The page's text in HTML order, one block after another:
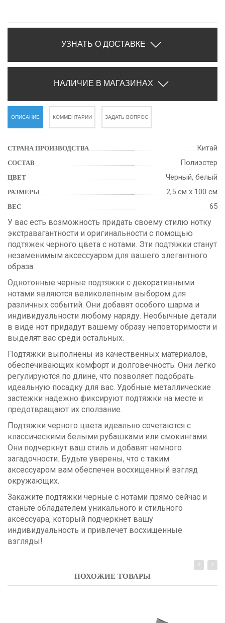
УЗНАТЬ О ДОСТАВКЕ
НАЛИЧИЕ В МАГАЗИНАХ
ОПИСАНИЕ КОММЕНТАРИИ ЗАДАТЬ ВОПРОС
СТРАНА ПРОИЗВОДСТВА Китай
СОСТАВ Полиэстер
ЦВЕТ Черный, белый
РАЗМЕРЫ 2,5 см х 100 см
ВЕС 65
У вас есть возможность придать своему стилю нотку
экстравагантности и оригинальности с помощью
подтяжек черного цвета с нотами. Эти подтяжки станут
незаменимым аксессуаром для вашего элегантного
образа.
Однотонные черные подтяжки с декоративными
нотами являются великолепным выбором для
различных событий. Они добавят особого шарма и
индивидуальности любому наряду. Необычные детали
в виде нот придадут вашему образу неповторимости и
выделят вас среди остальных.
Подтяжки выполнены из качественных материалов,
обеспечивающих комфорт и долговечность. Они легко
регулируются по длине, что позволяет подобрать
идеальную посадку для вас. Удобные металлические
застежки надежно фиксируют подтяжки на месте и
предотвращают их сползание.
Подтяжки черного цвета идеально сочетаются с
классическими белыми рубашками или смокингами.
Они подчеркнут ваш стиль и добавят немного
загадочности. Будьте уверены, что с таким
аксессуаром вам обеспечен восхищенный взгляд
окружающих.
Закажите подтяжки черные с нотами прямо сейчас и
станьте обладателем уникального и стильного
аксессуара, который подчеркнет вашу
индивидуальность и привлечет восхищенные
взгляды!
ПОХОЖИЕ ТОВАРЫ